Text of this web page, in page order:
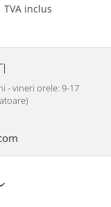
TVA inclus
- vineri orele: 9-17